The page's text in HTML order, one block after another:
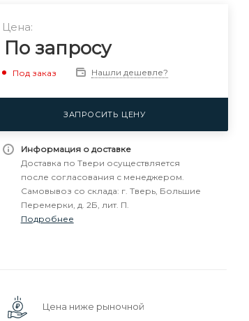
Цена:
По запросу
Под заказ Нашли дешевле?
ЗАПРОСИТЬ ЦЕНУ
Информация о доставке
Доставка по Твери осуществляется
после согласования с менеджером.
Самовывоз со склада: г. Тверь, Большие
Перемерки, д. 2Б, лит. П.
Подробнее
Цена ниже рыночной